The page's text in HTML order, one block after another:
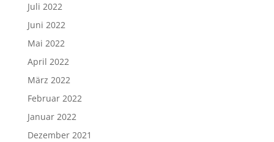
Juli 2022
Juni 2022
Mai 2022
April 2022
März 2022
Februar 2022
Januar 2022
Dezember 2021